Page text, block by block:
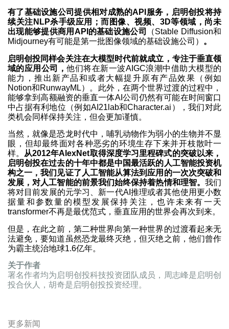
有了基础设施公司提供相对成熟的API服务，启明创投将持
续关注NLP杀手级应用；而图像、视频、3D等领域，尚未
出现能够提供商用API的基础设施公司
（Stable Diffusion和
Midjourney有可能是第一批图像领域的基础设施公司） 。
启明创投同样会关注在大模型时代前就成立，专注于垂直领
域的应用公司，他们将在新一波AIGC浪潮中借助大模型的
能力，推出新产品和或者大幅提升原有产品效果（例如
Notion和RunwayML）。此外，在两个世界过渡的过程中，
能够拿到高额融资的垂直一体AI公司仍然有可能在时间窗口
中占据有利地位（例如AI21lab和Character.ai），我们对此
类机会同样保持关注，但会更加谨慎。
当然，就像是恐龙时代中，哺乳动物作为弱小的生物并不显
眼，但却最终面对各种恶劣的环境生存下来并开枝散叶一
样。
从2012年AlexNet取得深度学习里程碑式的突破以来，
启明创投在过去的十年中都是中国最活跃的人工智能投资机
构之一，我们见证了人工智能从算法到应用的一次次突破和
发展，对人工智能的前景我们始终保持着热情和理智。 我们
将对目前发展的元学习、新一代AI推理或者其他使用更小数
据量和参数量的模型发展保持关注，也许未来有一天
transformer不再是最优范式，垂直应用的世界会再次到来。
但是，在此之前，第二种世界向第一种世界的过渡看起来无
法避免，要知道虽然恐龙最终灭绝，但灭绝之前，他们曾作
为霸主统治地球1.6亿年。
关于作者
署名作者均为启明创投科技投资团队成员，周志峰是启明创
投合伙人，胡奇是启明创投投资经理。
更多新闻